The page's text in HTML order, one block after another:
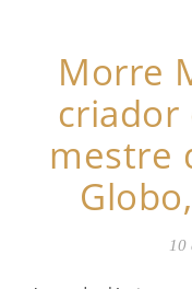
Morre
criador
mestre
10